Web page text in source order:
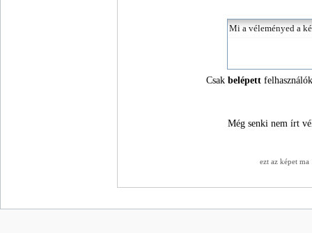
Csakbelépett
Még senki nem írt
ezt az képet ma